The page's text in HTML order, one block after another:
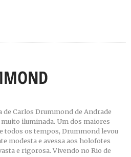
Carlos Drummond de Andrade
muito iluminada. Um dos maiores
todos os tempos, Drummond levou
modesta e avessa aos holofotes
e rigorosa. Vivendo no Rio de